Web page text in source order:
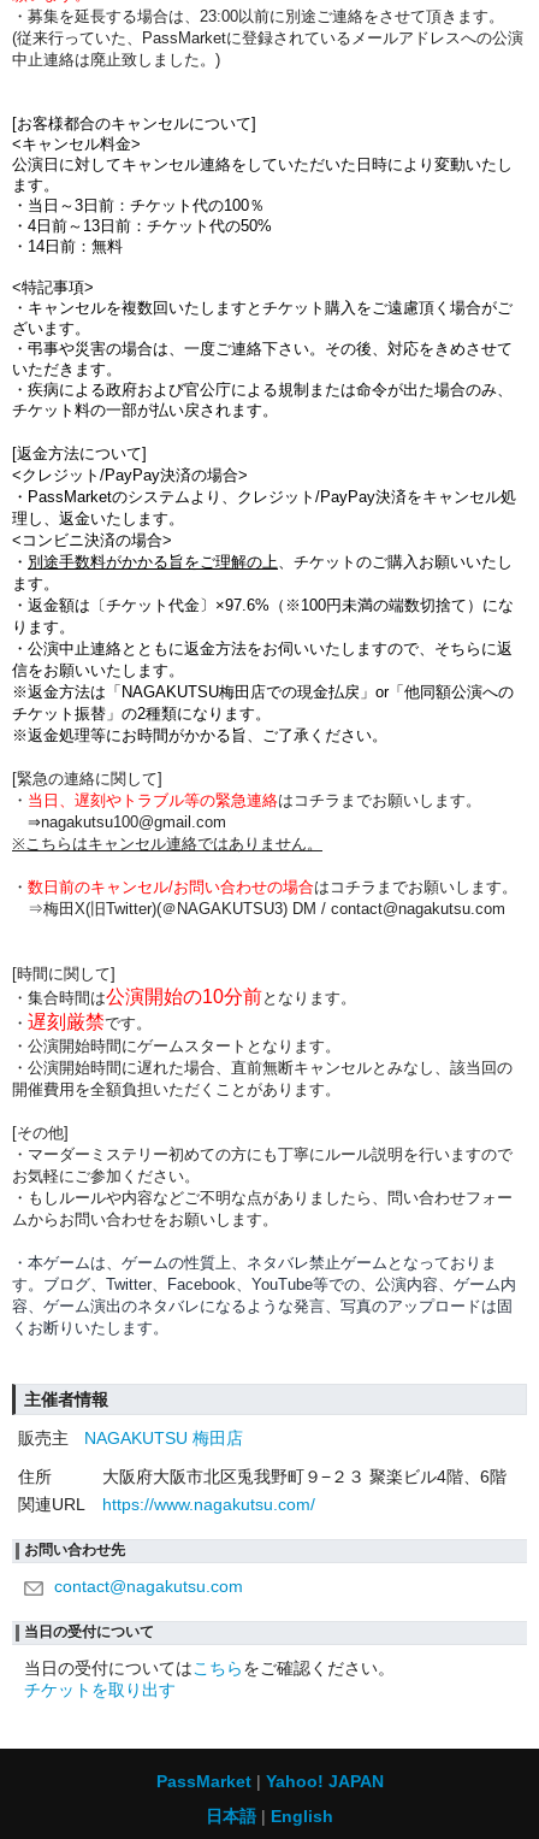
・募集を延長する場合は、23:00以前に別途ご連絡をさせて頂きます。
(従来行っていた、PassMarketに登録されているメールアドレスへの公演
中止連絡は廃止致しました。)
[お客様都合のキャンセルについて]
<キャンセル料金>
公演日に対してキャンセル連絡をしていただいた日時により変動いたし
ます。
・当日～3日前：チケット代の100％
・4日前～13日前：チケット代の50%
・14日前：無料
<特記事項>
・キャンセルを複数回いたしますとチケット購入をご遠慮頂く場合がご
ざいます。
・弔事や災害の場合は、一度ご連絡下さい。その後、対応をきめさせて
いただきます。
・疾病による政府および官公庁による規制または命令が出た場合のみ、
チケット料の一部が払い戻されます。
[返金方法について]
<クレジット/PayPay決済の場合>
・PassMarketのシステムより、クレジット/PayPay決済をキャンセル処
理し、返金いたします。
<コンビニ決済の場合>
・ 別途手数料がかかる旨をご理解の上、チケットのご購入お願いいたし
ます。
・ 返金額は〔チケット代金〕×97.6%（※100円未満の端数切捨て ）にな
ります。
・公演中止連絡とともに返金方法をお伺いいたしますので、そちらに返
信をお願いいたします。
※返金方法は「NAGAKUTSU梅田店での現金払戻」or「他同額公演への
チケット振替」の2種類になります。
※返金処理等にお時間がかかる旨、ご了承ください。
[緊急の連絡に関して]
・ 当日、遅刻やトラブル等の緊急連絡はコチラまでお願いします。
⇒nagakutsu100@gmail.com
※こちらはキャンセル連絡ではありません。
・ 数日前のキャンセル/お問い合わせの場合は コチラまでお願いします。
⇒梅田X(旧Twitter)(＠NAGAKUTSU3) DM / contact@nagakutsu.com
[時間に関して]
・集合時間は公演開始の10分前となります。
・ 遅刻厳禁です。
・公演開始時間にゲームスタートとなります。
・公演開始時間に遅れた場合、直前無断キャンセルとみなし、該当回の
開催費用を全額負担いただくことがあります。
[その他]
・マーダーミステリー初めての方にも丁寧にルール説明を行いますので
お気軽にご参加ください。
・もしルールや内容などご不明な点がありましたら、問い合わせフォー
ムからお問い合わせをお願いします。
・本ゲームは、ゲームの性質上、ネタバレ禁止ゲームとなっておりま
す。ブログ、Twitter、Facebook、YouTube等での、 公演内容、 ゲーム内
容、ゲーム演出のネタバレになるような発言、写真のアップロードは固
くお断りいたします。
主催者情報
販売主
NAGAKUTSU 梅田店
住所
大阪府大阪市北区兎我野町９−２３ 聚楽ビル4階、6階
関連URL
https://www.nagakutsu.com/
お問い合わせ先
contact@nagakutsu.com
当日の受付について
当日の受付についてはこちらをご確認ください。
チケットを取り出す
PassMarket
Yahoo! JAPAN
日本語
English